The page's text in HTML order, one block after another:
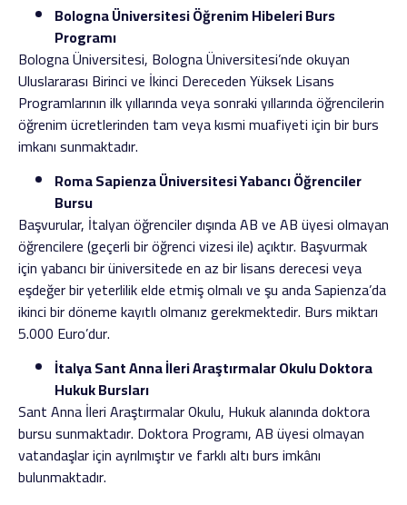
Bologna Üniversitesi Öğrenim Hibeleri Burs
Programı
Bologna Üniversitesi, Bologna Üniversitesi’nde okuyan
Uluslararası Birinci ve İkinci Dereceden Yüksek Lisans
Programlarının ilk yıllarında veya sonraki yıllarında öğrencilerin
öğrenim ücretlerinden tam veya kısmi muafiyeti için bir burs
imkanı sunmaktadır.
Roma Sapienza Üniversitesi Yabancı Öğrenciler
Bursu
Başvurular, İtalyan öğrenciler dışında AB ve AB üyesi olmayan
öğrencilere (geçerli bir öğrenci vizesi ile) açıktır. Başvurmak
için yabancı bir üniversitede en az bir lisans derecesi veya
eşdeğer bir yeterlilik elde etmiş olmalı ve şu anda Sapienza’da
ikinci bir döneme kayıtlı olmanız gerekmektedir. Burs miktarı
5.000 Euro’dur.
İtalya Sant Anna İleri Araştırmalar Okulu Doktora
Hukuk Bursları
Sant Anna İleri Araştırmalar Okulu, Hukuk alanında doktora
bursu sunmaktadır. Doktora Programı, AB üyesi olmayan
vatandaşlar için ayrılmıştır ve farklı altı burs imkânı
bulunmaktadır.